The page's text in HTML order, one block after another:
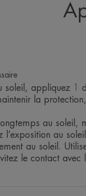
soleil, appliquez 1
la
au soleil,
l’exposition au
au soleil.
le contact